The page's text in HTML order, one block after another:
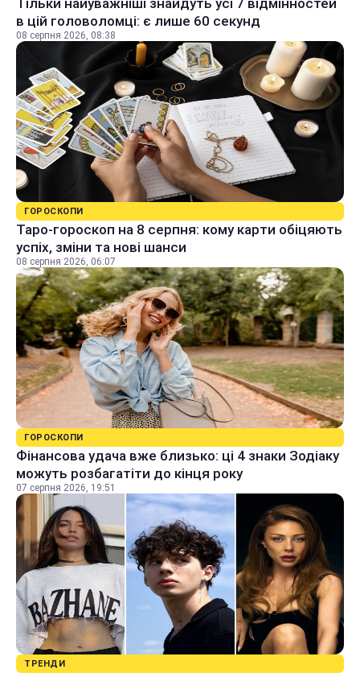
Тільки найуважніші знайдуть усі 7 відмінностей
в цій головоломці: є лише 60 секунд
08 серпня 2026, 08:38
ГОРОСКОПИ
Таро-гороскоп на 8 серпня: кому карти обіцяють
успіх, зміни та нові шанси
08 серпня 2026, 06:07
ГОРОСКОПИ
Фінансова удача вже близько: ці 4 знаки Зодіаку
можуть розбагатіти до кінця року
07 серпня 2026, 19:51
ТРЕНДИ